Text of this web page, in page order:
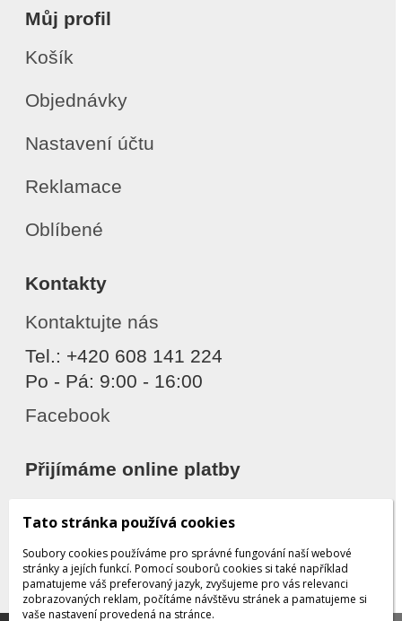
Můj profil
Košík
Objednávky
Nastavení účtu
Reklamace
Oblíbené
Kontakty
Kontaktujte nás
Tel.: +420 608 141 224
Po - Pá: 9:00 - 16:00
Facebook
Přijímáme online platby
Děkujeme za důvěru
Tato stránka používá cookies
Soubory cookies používáme pro správné fungování naší webové
stránky a jejích funkcí. Pomocí souborů cookies si také například
pamatujeme váš preferovaný jazyk, zvyšujeme pro vás relevanci
zobrazovaných reklam, počítáme návštěvu stránek a pamatujeme si
vaše nastavení provedená na stránce.